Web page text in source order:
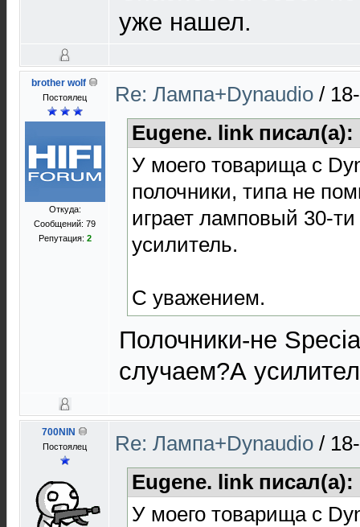
уже нашел.
brother wolf
Постоялец
Откуда:
Сообщений: 79
Репутация: 2
Re: Лампа+Dynaudio /
Eugene. link писал(а):
У моего товарища с
полочники, типа не
играет ламповый 30-
усилитель.
С уважением.
Полочники-не
случаем?А
700NIN
Постоялец Re: Лампа+Dynaudio /
Eugene. link писал(а):
У моего товарища с